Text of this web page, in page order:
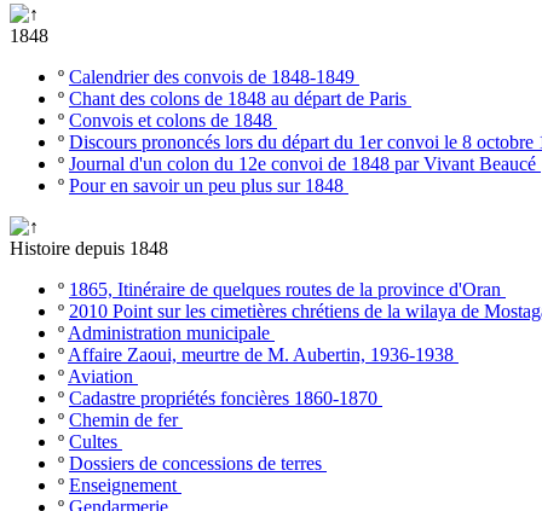
1848
º Calendrier des convois de 1848-1849
º Chant des colons de 1848 au départ de Paris
º Convois et colons de 1848
º Discours prononcés lors du départ du 1er convoi le 8 octobre
º Journal d'un colon du 12e convoi de 1848 par Vivant Beaucé
º Pour en savoir un peu plus sur 1848
Histoire depuis 1848
º 1865, Itinéraire de quelques routes de la province d'Oran
º 2010 Point sur les cimetières chrétiens de la wilaya de
º Administration municipale
º Affaire Zaoui, meurtre de M. Aubertin, 1936-1938
º Aviation
º Cadastre propriétés foncières 1860-1870
º Chemin de fer
º Cultes
º Dossiers de concessions de terres
º Enseignement
º Gendarmerie